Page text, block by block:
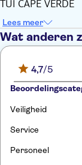
TUI CAPE VERDE
Lees meer
Wat anderen
4,7/5
Veiligheid
Service
Personeel